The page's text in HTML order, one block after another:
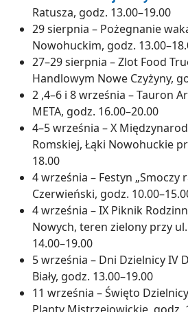
Ratusza, godz. 13.00–19.00
29 sierpnia – Pożegnanie
Nowohuckim, godz.
27–29 sierpnia – Zlot Food
Handlowym Nowe Czyżyny,
2 ,4–6 i 8 września – Tauron
META, godz. 16.00–20.00
4–5 września – X
Romskiej, Łąki Nowohuckie
18.00
4 września – Festyn
Czerwieński, godz.
4 września – IX Piknik
Nowych, teren zielony przy
14.00–19.00
5 września – Dni Dzielnicy IV
Biały, godz. 13.00–19.00
11 września – Święto